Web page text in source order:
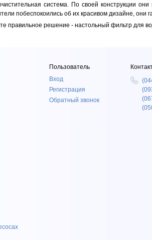
система. По своей конструкции
побеспокоились об их красивом дизайне,
решение - настольный фильтр для
Пользователь
Вход
Регистрация
Обратный звонок